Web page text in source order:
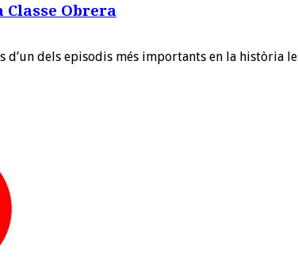
Obrera
d’un dels episodis més importants en la història